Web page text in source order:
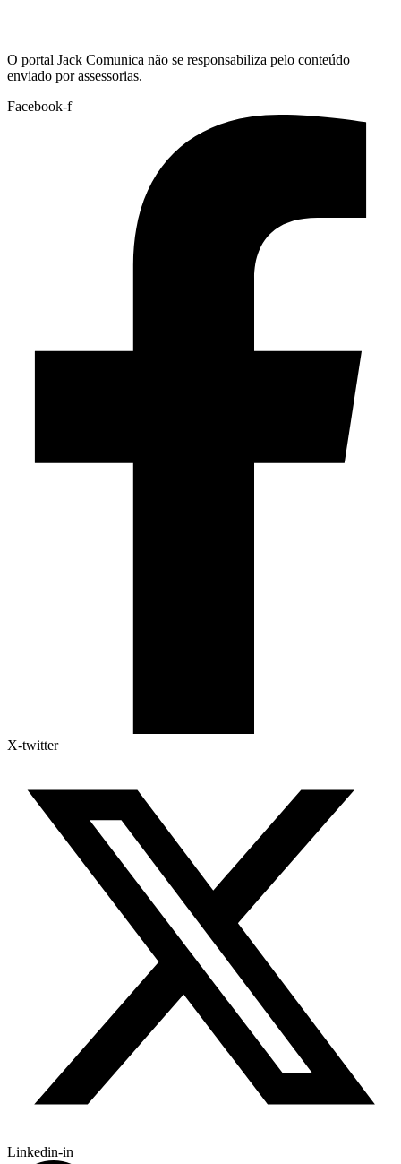
O portal Jack Comunica não se responsabiliza pelo conteúdo
enviado por assessorias.
Facebook-f
X-twitter
Linkedin-in